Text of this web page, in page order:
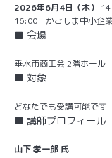
2026年6月4日（木）
16:00　かごしま中小企
■ 会場
垂水市商工会 2階ホール
■ 対象
どなたでも受講可能です
■ 講師プロフィール
山下 孝一郎 氏